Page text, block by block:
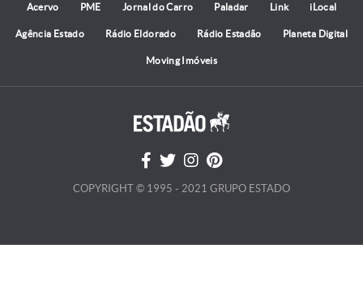
Acervo PME Jornal do Carro Paladar Link iLocal
Agência Estado Rádio Eldorado Rádio Estadão Planeta Digital
Moving Imóveis
COPYRIGHT © 1995 - 2021 GRUPO ESTADO